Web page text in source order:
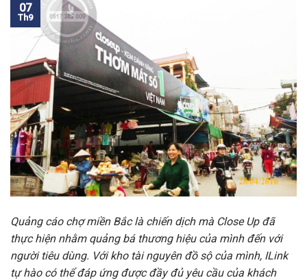
07
Th9
Quảng cáo chợ miền Bắc là chiến dịch mà Close Up đã
thực hiện nhằm quảng bá thương hiệu của mình đến với
người tiêu dùng. Với kho tài nguyên đồ sộ của mình, ILink
tự hào có thể đáp ứng được đầy đủ yêu cầu của khách